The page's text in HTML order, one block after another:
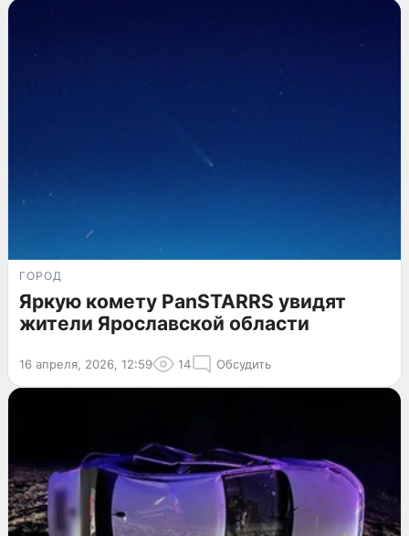
ГОРОД
Яркую комету PanSTARRS увидят
жители Ярославской области
16 апреля, 2026, 12:59 14 Обсудить